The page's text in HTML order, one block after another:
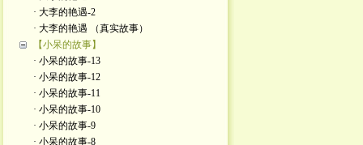
· 大李的艳遇-2
· 大李的艳遇 （真实故事）
【小呆的故事】
· 小呆的故事-13
· 小呆的故事-12
· 小呆的故事-11
· 小呆的故事-10
· 小呆的故事-9
· 小呆的故事-8